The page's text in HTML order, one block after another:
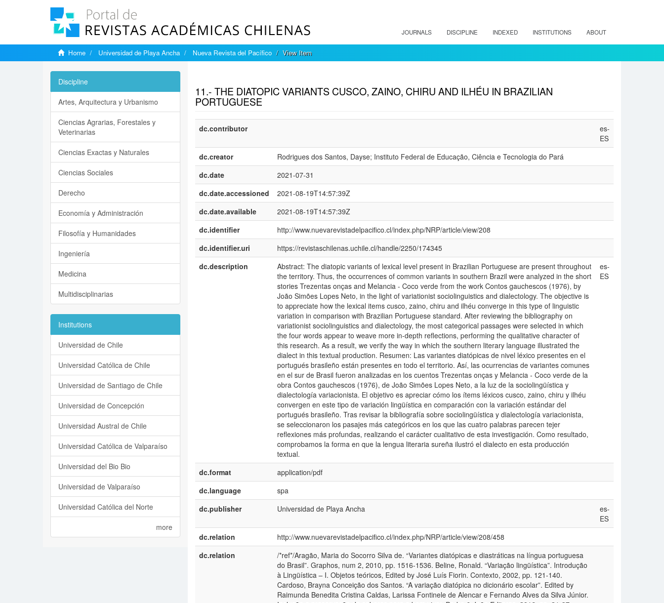
JOURNALS DISCIPLINE INDEXED INSTITUTIONS ABOUT
Home Universidad de Playa Ancha Nueva Revista del Pacífico View Item
11.- THE DIATOPIC VARIANTS CUSCO, ZAINO, CHIRU AND ILHÉU IN BRAZILIAN
PORTUGUESE
dc.contributor
es-
ES
dc.creator
Rodrigues dos Santos, Dayse; Instituto Federal de Educação, Ciência e Tecnologia do Pará
dc.date
2021-07-31
dc.date.accessioned
2021-08-19T14:57:39Z
dc.date.available
2021-08-19T14:57:39Z
dc.identifier
http://www.nuevarevistadelpacifico.cl/index.php/NRP/article/view/208
dc.identifier.uri
https://revistaschilenas.uchile.cl/handle/2250/174345
dc.description
Abstract: The diatopic variants of lexical level present in Brazilian Portuguese are present throughout
the territory. Thus, the occurrences of common variants in southern Brazil were analyzed in the short
stories Trezentas onças and Melancia - Coco verde from the work Contos gauchescos (1976), by
João Simões Lopes Neto, in the light of variationist sociolinguistics and dialectology. The objective is
to appreciate how the lexical items cusco, zaino, chiru and ilhéu converge in this type of linguistic
variation in comparison with Brazilian Portuguese standard. After reviewing the bibliography on
variationist sociolinguistics and dialectology, the most categorical passages were selected in which
the four words appear to weave more in-depth reflections, performing the qualitative character of
this research. As a result, we verify the way in which the southern literary language illustrated the
dialect in this textual production. Resumen: Las variantes diatópicas de nivel léxico presentes en el
portugués brasileño están presentes en todo el territorio. Así, las ocurrencias de variantes comunes
en el sur de Brasil fueron analizadas en los cuentos Trezentas onças y Melancia - Coco verde de la
obra Contos gauchescos (1976), de João Simões Lopes Neto, a la luz de la sociolingüística y
dialectología variacionista. El objetivo es apreciar cómo los ítems léxicos cusco, zaino, chiru y ilhéu
convergen en este tipo de variación lingüística en comparación con la variación estándar del
portugués brasileño. Tras revisar la bibliografía sobre sociolingüística y dialectología variacionista,
se seleccionaron los pasajes más categóricos en los que las cuatro palabras parecen tejer
reflexiones más profundas, realizando el carácter cualitativo de esta investigación. Como resultado,
comprobamos la forma en que la lengua literaria sureña ilustró el dialecto en esta producción
textual.
es-
ES
dc.format
application/pdf
dc.language
spa
dc.publisher
Universidad de Playa Ancha
es-
ES
dc.relation
http://www.nuevarevistadelpacifico.cl/index.php/NRP/article/view/208/458
dc.relation
/*ref*/Aragão, Maria do Socorro Silva de. “Variantes diatópicas e diastráticas na língua portuguesa
do Brasil”. Graphos, num 2, 2010, pp. 1516-1536. Beline, Ronald. “Variação lingüística”. Introdução
à Lingüística – I. Objetos teóricos, Edited by José Luís Fiorin. Contexto, 2002, pp. 121-140.
Cardoso, Brayna Conceição dos Santos. “A variação diatópica no dicionário escolar”. Edited by
Raimunda Benedita Cristina Caldas, Larissa Fontinele de Alencar e Fernando Alves da Silva Júnior.
Discipline
Artes, Arquitectura y Urbanismo
Ciencias Agrarias, Forestales y
Veterinarias
Ciencias Exactas y Naturales
Ciencias Sociales
Derecho
Economía y Administración
Filosofía y Humanidades
Ingeniería
Medicina
Multidisciplinarias
Institutions
Universidad de Chile
Universidad Católica de Chile
Universidad de Santiago de Chile
Universidad de Concepción
Universidad Austral de Chile
Universidad Católica de Valparaíso
Universidad del Bio Bio
Universidad de Valparaíso
Universidad Católica del Norte
more